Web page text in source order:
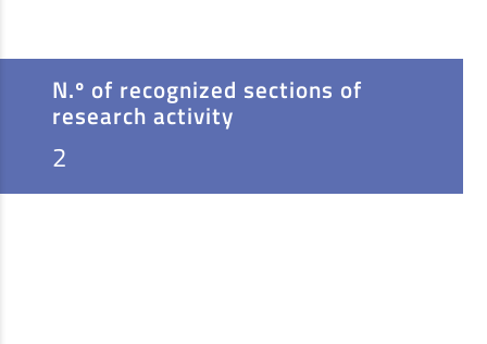
N.º of recognized sections of
research activity
2